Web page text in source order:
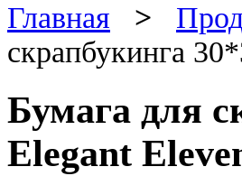
Главная >
скрапбукинга
Бумага для
Elegant